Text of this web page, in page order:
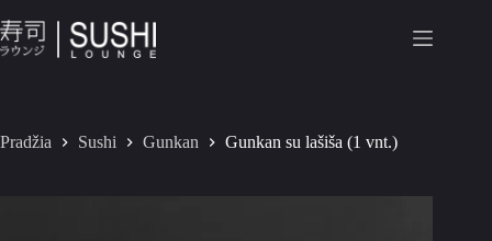
Pradžia Sushi Gunkan Gunkan su lašiša (1 vnt.)